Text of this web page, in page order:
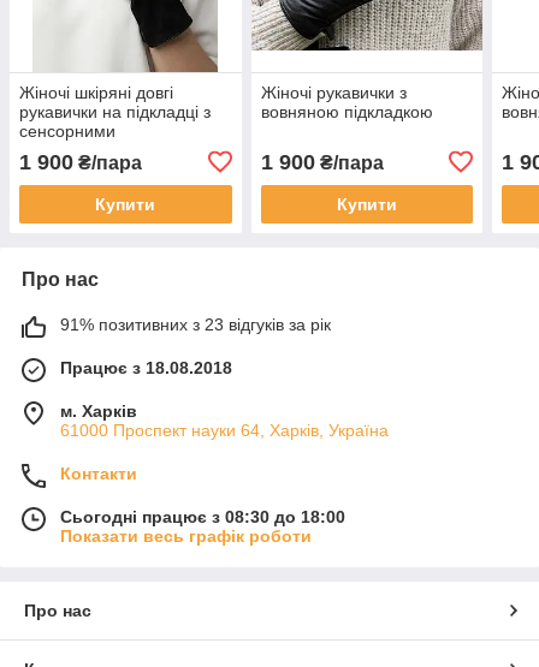
Жіночі шкіряні довгі
рукавички на підкладці з
сенсорними
1 900 ₴/пара
Купити
Жіночі рукавички з
вовняною підкладкою
1 900₴/пара
Купити
1
Про нас
91% позитивних з 23 відгуків за рік
Працює з 18.08.2018
м. Харків
61000 Проспект науки 64, Харків, Україна
Контакти
Сьогодні працює з 08:30 до 18:00
Показати весь графік роботи
Про нас